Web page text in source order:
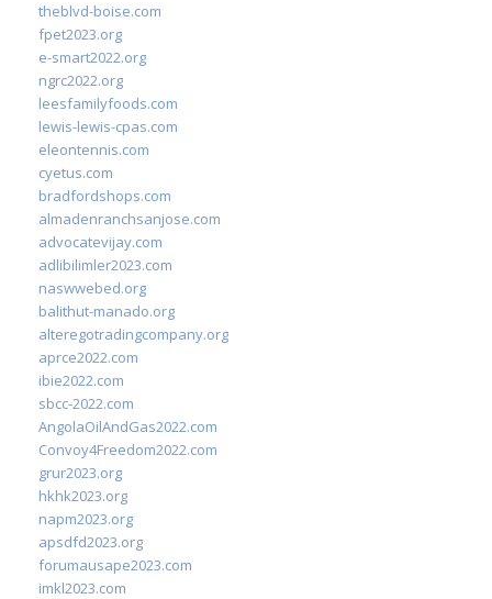
theblvd-boise.com
fpet2023.org
e-smart2022.org
ngrc2022.org
leesfamilyfoods.com
lewis-lewis-cpas.com
eleontennis.com
cyetus.com
bradfordshops.com
almadenranchsanjose.com
advocatevijay.com
adlibilimler2023.com
naswwebed.org
balithut-manado.org
alteregotradingcompany.org
aprce2022.com
ibie2022.com
sbcc-2022.com
AngolaOilAndGas2022.com
Convoy4Freedom2022.com
grur2023.org
hkhk2023.org
napm2023.org
apsdfd2023.org
forumausape2023.com
imkl2023.com